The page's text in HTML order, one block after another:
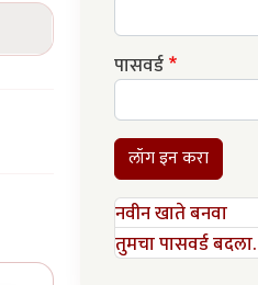
पासवर्ड
लॉग इन करा
नवीन खाते बनवा
तुमचा पासवर्ड बदला.